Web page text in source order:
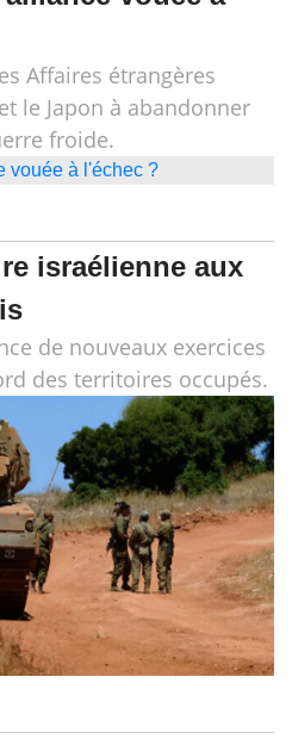
Affaires étrangères
le Japon à abandonner
froide.
israélienne aux
de nouveaux exercices
des territoires occupés.